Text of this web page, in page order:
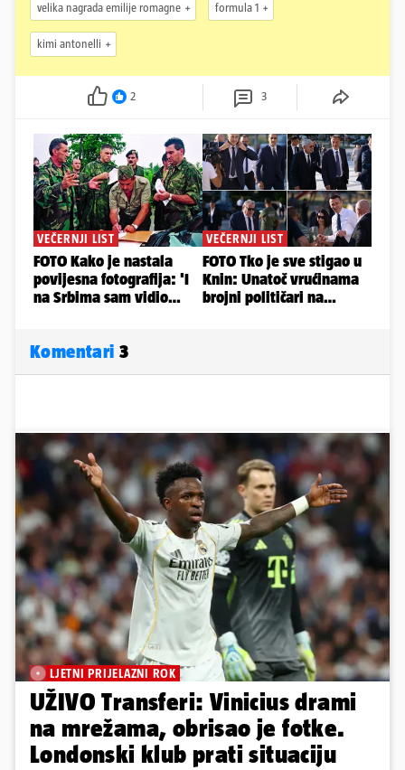
velika nagrada emilije romagne formula 1
kimi antonelli
2 3
Komentari 3
LJETNI PRIJELAZNI ROK
UŽIVO Transferi: Vinicius drami
na mrežama, obrisao je fotke.
Londonski klub prati situaciju